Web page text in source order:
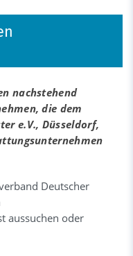
nachstehend
die dem
e.V., Düsseldorf,
Deutscher
aussuchen oder